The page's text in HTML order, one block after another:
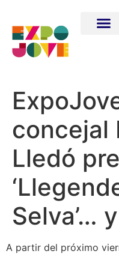
concejal
Lledó
Selva’…
A partir del próximo